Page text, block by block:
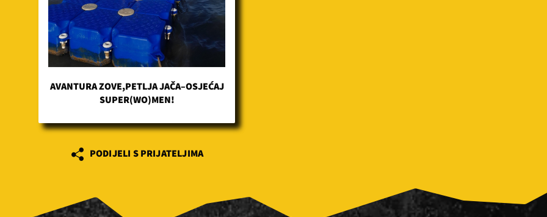
AVANTURA ZOVE,PETLJA JAČA–OSJEĆAJ
SUPER(WO)MEN!
PODIJELI S PRIJATELJIMA